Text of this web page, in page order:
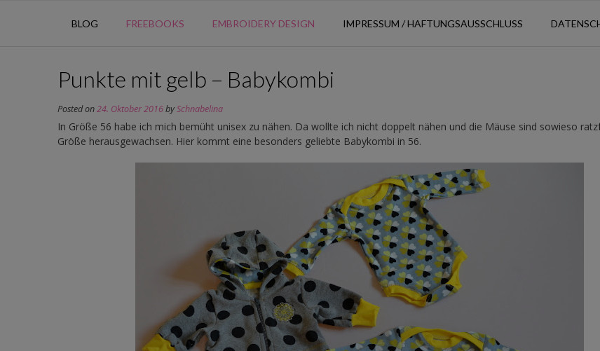
BLOG FREEBOOKS EMBROIDERY DESIGN IMPRESSUM / HAFTUNGSAUSSCHLUSS
Punkte mit gelb – Babykombi
Posted on24. Oktober 2016bySchnabelina
In Größe 56 habe ich mich bemüht unisex zu nähen. Da wollte ich nicht doppelt nähen und die Mäuse sind sowieso
Größe herausgewachsen. Hier kommt eine besonders geliebte Babykombi in 56.